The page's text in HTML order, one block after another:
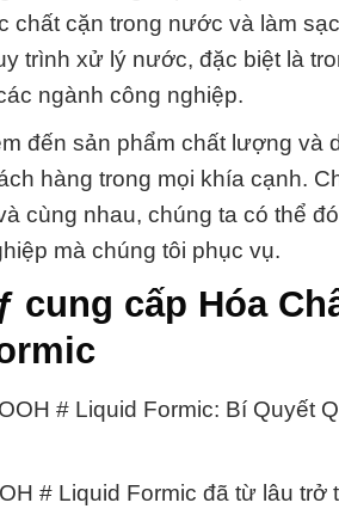
chất cặn trong nước và làm
trình xử lý nước, đặc biệt là
ngành công nghiệp.
đến sản phẩm chất lượng và
hàng trong mọi khía cạnh.
cùng nhau, chúng ta có thể
mà chúng tôi phục vụ.
cung cấp Hóa
# Liquid Formic: Bí Quyết
# Liquid Formic đã từ lâu